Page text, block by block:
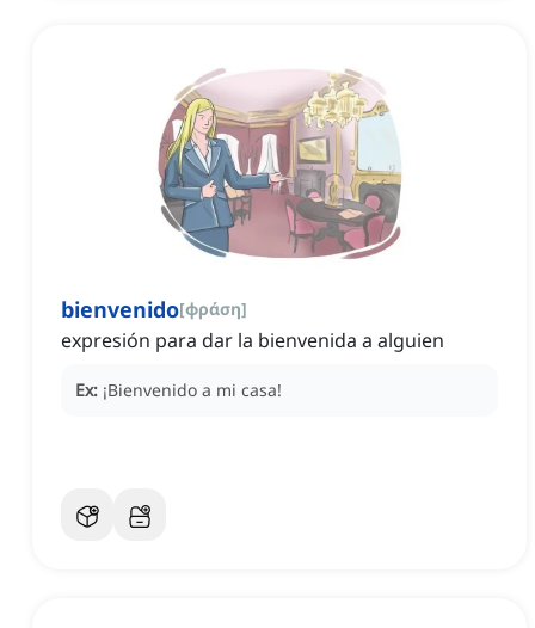
bienvenido[φράση]
expresión para dar la bienvenida a alguien
Ex: ¡Bienvenido a mi casa!